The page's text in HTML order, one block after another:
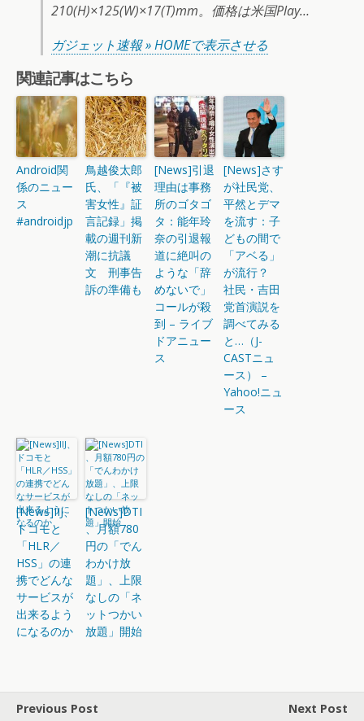
210(H)×125(W)×17(T)mm。価格は米国Play…
ガジェット速報 » HOMEで表示させる
関連記事はこちら
Android関
係のニュー
ス
#androidjp
鳥越俊太郎
氏、「『被
害女性』証
言記録」掲
載の週刊新
潮に抗議
文 刑事告
訴の準備も
[News]引退
理由は事務
所のゴタゴ
タ：能年玲
奈の引退報
道に絶叫の
ような「辞
めないで」
コールが殺
到 – ライブ
ドアニュー
ス
[News]さす
が社民党、
平然とデマ
を流す：子
どもの間で
「アベる」
が流行？
社民・吉田
党首演説を
調べてみる
と…（J-
CASTニュ
ース） –
Yahoo!ニュ
ース
[News]IIJ、
ドコモと
「HLR／
HSS」の連
携でどんな
サービスが
出来るよう
になるのか
[News]DTI
、月額780
円の「でん
わかけ放
題」、上限
なしの「ネ
ットつかい
放題」開始
Previous Post Next Post